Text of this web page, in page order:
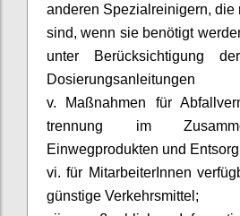
anderen Spezialreinigern, die
sind, wenn sie benötigt
unter Berücksichtigung
Dosierungsanleitungen
v. Maßnahmen für
trennung im
Einwegprodukten und
vi. für MitarbeiterInnen
günstige Verkehrsmittel;